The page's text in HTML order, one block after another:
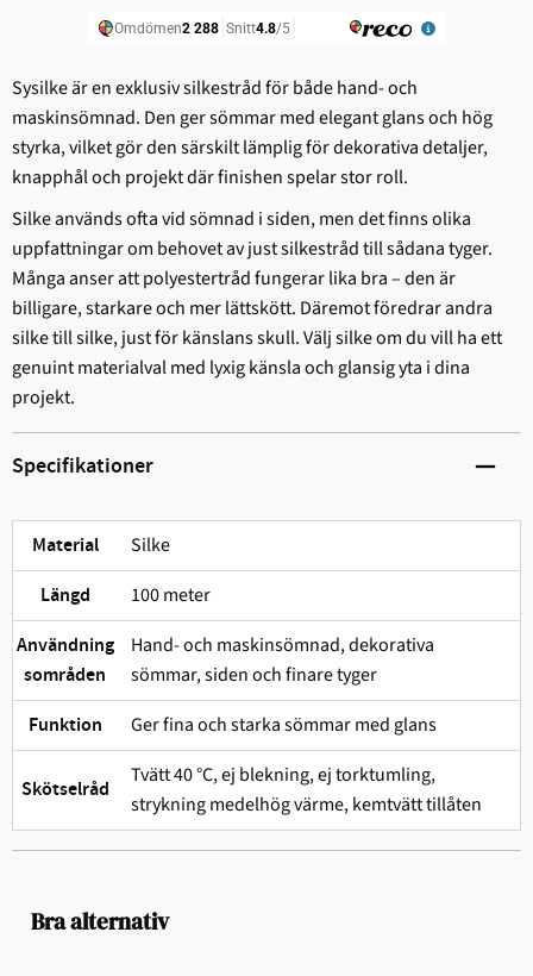
Sysilke är en exklusiv silkestråd för både hand- och
maskinsömnad. Den ger sömmar med elegant glans och hög
styrka, vilket gör den särskilt lämplig för dekorativa detaljer,
knapphål och projekt där finishen spelar stor roll.
Silke används ofta vid sömnad i siden, men det finns olika
uppfattningar om behovet av just silkestråd till sådana tyger.
Många anser att polyestertråd fungerar lika bra – den är
billigare, starkare och mer lättskött. Däremot föredrar andra
silke till silke, just för känslans skull. Välj silke om du vill ha ett
genuint materialval med lyxig känsla och glansig yta i dina
projekt.
Specifikationer
Material Silke
Längd 100 meter
Användning
sområden
Hand- och maskinsömnad, dekorativa
sömmar, siden och finare tyger
Funktion Ger fina och starka sömmar med glans
Skötselråd
Tvätt 40 °C, ej blekning, ej torktumling,
strykning medelhög värme, kemtvätt tillåten
Bra alternativ